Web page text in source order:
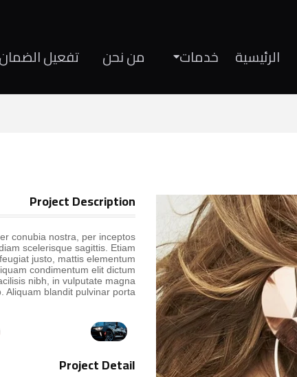
الرئيسية خدمات من نحن تفعيل الضمان
Project Description
conubia nostra, per inceptos
scelerisque sagittis. Etiam
justo, mattis elementum
condimentum elit dictum
nibh, in vulputate magna
Aliquam blandit pulvinar porta.
Project Detail